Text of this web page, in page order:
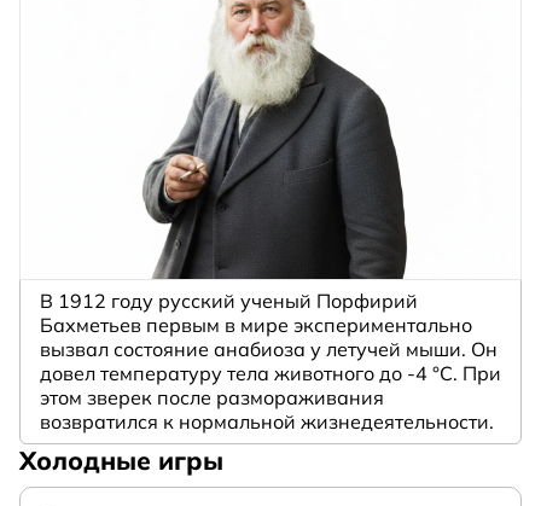
В 1912 году русский ученый Порфирий
Бахметьев первым в мире экспериментально
вызвал состояние анабиоза у летучей мыши. Он
довел температуру тела животного до -4 °C. При
этом зверек после размораживания
возвратился к нормальной жизнедеятельности.
Холодные игры